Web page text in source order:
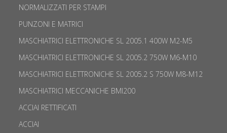
NORMALIZZATI PER STAMPI
PUNZONI E MATRICI
MASCHIATRICI ELETTRONICHE SL 2005.1 400W M2-M5
MASCHIATRICI ELETTRONICHE SL 2005.2 750W M6-M10
MASCHIATRICI ELETTRONICHE SL 2005.2 S 750W M8-M12
MASCHIATRICI MECCANICHE BMI200
ACCIAI RETTIFICATI
ACCIAI